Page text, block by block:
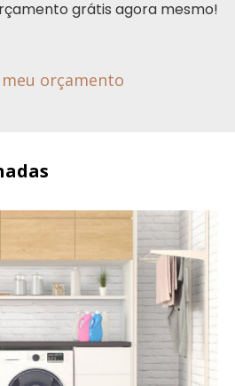
grátis agora mesmo!
orçamento